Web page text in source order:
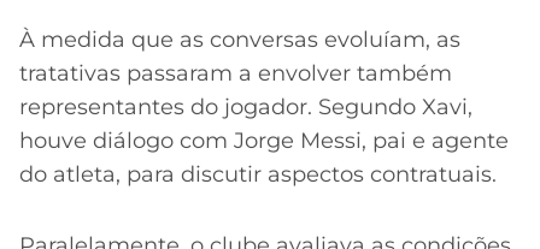
À medida que as conversas evoluíam, as
tratativas passaram a envolver também
representantes do jogador. Segundo Xavi,
houve diálogo com Jorge Messi, pai e agente
do atleta, para discutir aspectos contratuais.